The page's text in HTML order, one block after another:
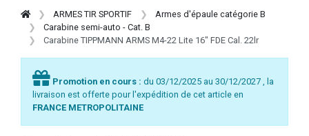
ARMES TIR SPORTIF
Armes d'épaule catégorie B
Carabine semi-auto - Cat. B
Carabine TIPPMANN ARMS M4-22 Lite 16" FDE Cal. 22lr
Promotion en cours : du 03/12/2025 au 30/12/2027 , la
livraison est offerte pour l'expédition de cet article en
FRANCE METROPOLITAINE